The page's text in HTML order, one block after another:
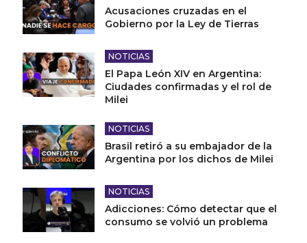
Acusaciones cruzadas en el
Gobierno por la Ley de Tierras
NOTICIAS
El Papa León XIV en Argentina:
Ciudades confirmadas y el rol de
Milei
NOTICIAS
Brasil retiró a su embajador de la
Argentina por los dichos de Milei
NOTICIAS
Adicciones: Cómo detectar que el
consumo se volvió un problema